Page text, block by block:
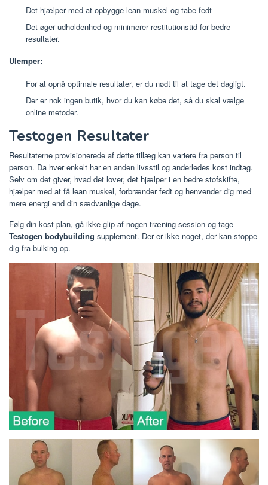
Det hjælper med at opbygge lean muskel og tabe fedt
Det øger udholdenhed og minimerer restitutionstid for bedre
resultater.
Ulemper:
For at opnå optimale resultater, er du nødt til at tage det dagligt.
Der er nok ingen butik, hvor du kan købe det, så du skal vælge
online metoder.
Testogen Resultater
Resultaterne provisionerede af dette tillæg kan variere fra person til
person. Da hver enkelt har en anden livsstil og anderledes kost indtag.
Selv om det giver, hvad det lover, det hjælper i en bedre stofskifte,
hjælper med at få lean muskel, forbrænder fedt og henvender dig med
mere energi end din sædvanlige dage.
Følg din kost plan, gå ikke glip af nogen træning session og tage
Testogen bodybuilding supplement. Der er ikke noget, der kan stoppe
dig fra bulking op.